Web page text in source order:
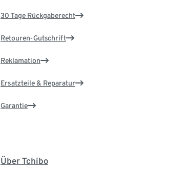
30 Tage Rückgaberecht
Retouren-Gutschrift
Reklamation
Ersatzteile & Reparatur
Garantie
Über Tchibo